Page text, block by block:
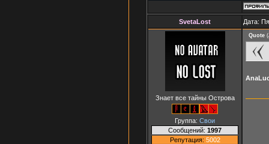
SvetaLost Дата:
Знает все тайны Острова
Группа: Свои
Сообщений: 1997
Репутация: 5002
Quote (